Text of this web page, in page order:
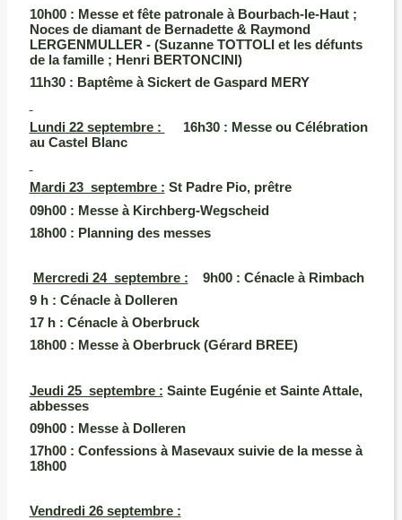
10h00 : Messe et fête patronale à Bourbach-le-Haut ;
Noces de diamant de Bernadette & Raymond
LERGENMULLER - (Suzanne TOTTOLI et les défunts
de la famille ; Henri BERTONCINI)
11h30 : Baptême à Sickert de Gaspard MERY
Lundi 22 septembre : 16h30 : Messe ou Célébration
au Castel Blanc
Mardi 23 septembre : St Padre Pio, prêtre
09h00: Messe à Kirchberg-Wegscheid
18h00 : Planning des messes
Mercredi 24 septembre : 9h00 : Cénacle à Rimbach
9 h : Cénacle à Dolleren
17 h : Cénacle à Oberbruck
18h00: Messe à Oberbruck (Gérard BREE)
Jeudi 25 septembre : Sainte Eugénie et Sainte Attale,
abbesses
09h00 : Messe à Dolleren
17h00: Confessions à Masevaux suivie de la messe à
18h00
Vendredi 26 septembre :